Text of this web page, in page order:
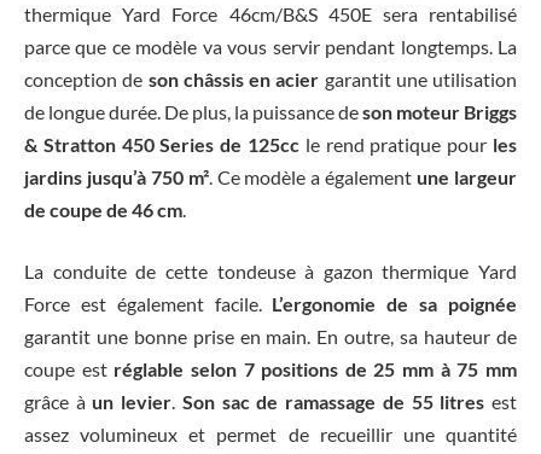
thermique Yard Force 46cm/B&S 450E sera rentabilisé
parce que ce modèle va vous servir pendant longtemps. La
conception de son châssis en acier garantit une utilisation
de longue durée. De plus, la puissance deson moteur Briggs
& Stratton 450 Series de 125cc le rend pratique pour les
jardins jusqu’à 750 m². Ce modèle a également une largeur
de coupe de 46 cm.
La conduite de cette tondeuse à gazon thermique Yard
Force est également facile. L’ergonomie de sa poignée
garantit une bonne prise en main. En outre, sa hauteur de
coupe est réglable selon 7 positions de 25 mm à 75 mm
grâce à un levier. Son sac de ramassage de 55 litres est
assez volumineux et permet de recueillir une quantité